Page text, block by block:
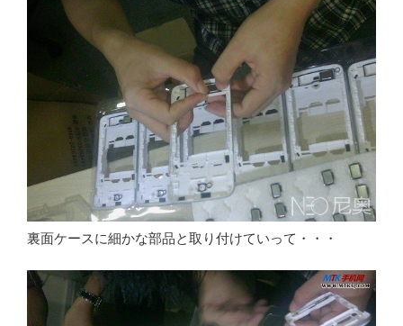
裏面ケースに細かな部品と取り付けていって・・・